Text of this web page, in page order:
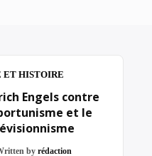
ET HISTOIRE
Engels contre
et le
by rédaction